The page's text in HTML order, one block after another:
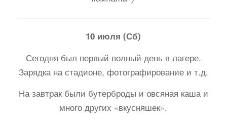
10 июля (Сб)
Сегодня был первый полный день в лагере.
Зарядка на стадионе, фотографирование и т.д.
На завтрак были бутерброды и овсяная каша и
много других «вкусняшек».